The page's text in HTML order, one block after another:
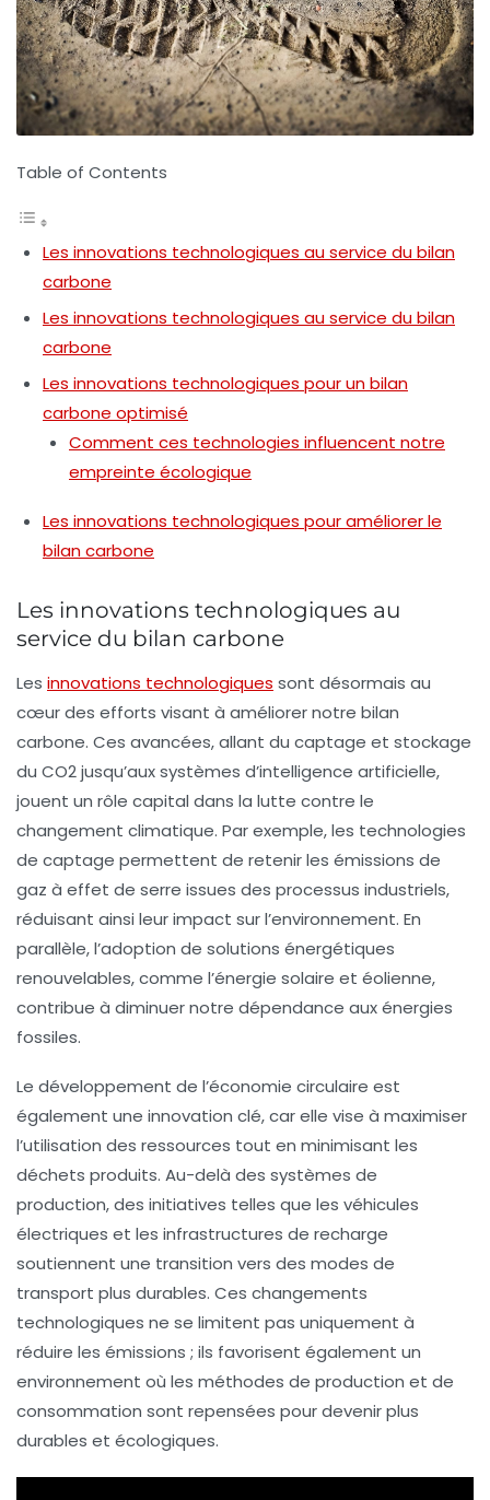
Table of Contents
Les innovations technologiques au service du bilan
carbone
Les innovations technologiques au service du bilan
carbone
Les innovations technologiques pour un bilan
carbone optimisé
Comment ces technologies influencent notre
empreinte écologique
Les innovations technologiques pour améliorer le
bilan carbone
Les innovations technologiques au
service du bilan carbone
Les innovations technologiques sont désormais au
cœur des efforts visant à améliorer notre bilan
carbone. Ces avancées, allant du captage et stockage
du CO2jusqu’aux systèmes d’intelligence artificielle,
jouent un rôle capital dans la lutte contre le
changement climatique. Par exemple, les technologies
de captage permettent de retenir les émissions de
gaz à effet de serre issues des processus industriels,
réduisant ainsi leur impact sur l’environnement. En
parallèle, l’adoption de solutions énergétiques
renouvelables, comme l’énergie solaire et éolienne,
contribue à diminuer notre dépendance auxénergies
fossiles.
Le développement de l’économie circulaire est
également une innovation clé, car elle vise à maximiser
l’utilisation des ressources tout en minimisant les
déchets produits. Au-delà des systèmes de
production, des initiatives telles que les véhicules
électriques et les infrastructures de recharge
soutiennent une transition vers des modes de
transport plus durables. Ces changements
technologiques ne se limitent pas uniquement à
réduire les émissions ; ils favorisent également un
environnement où les méthodes de production et de
consommation sont repensées pour devenir plus
durables et écologiques.